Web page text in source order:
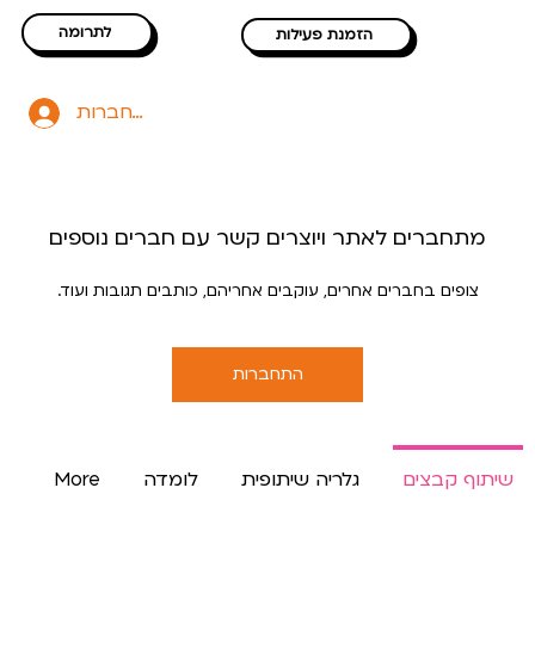
לתרומה הזמנת פעילות
להתחברות
מתחברים לאתר ויוצרים קשר עם חברים נוספים
צופים בחברים אחרים, עוקבים אחריהם, כותבים תגובות ועוד.
התחברות
שיתוף קבצים גלריה שיתופית לומדה More